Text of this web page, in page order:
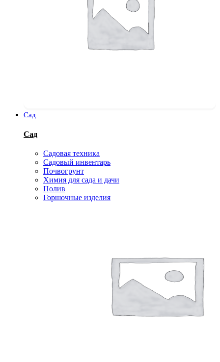
Сад
Сад
Садовая техника
Садовый инвентарь
Почвогрунт
Химия для сада и дачи
Полив
Горшочные изделия